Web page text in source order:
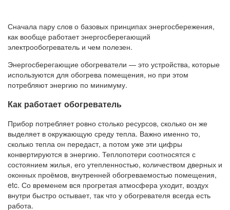
Сначала пару слов о базовых принципах энергосбережения,
как вообще работает энергосберегающий
электрообогреватель и чем полезен.
Энергосберегающие обогреватели — это устройства, которые
используются для обогрева помещения, но при этом
потребляют энергию по минимуму.
Как работает обогреватель
Прибор потребляет ровно столько ресурсов, сколько он же
выделяет в окружающую среду тепла. Важно именно то,
сколько тепла он передаст, а потом уже эти цифры
конвертируются в энергию. Теплопотери соотносятся с
состоянием жилья, его утепленностью, количеством дверных и
оконных проёмов, внутренней обогреваемостью помещения,
etc. Со временем вся прогретая атмосфера уходит, воздух
внутри быстро остывает, так что у обогревателя всегда есть
работа.